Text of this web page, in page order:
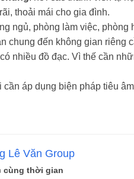
thoải mái cho gia đình.
ngủ, phòng làm việc, phòng
chung đến không gian riêng
nhiều đồ đạc. Vì thế cần
cần áp dụng biện pháp tiêu
Lê Văn Group
cùng thời gian